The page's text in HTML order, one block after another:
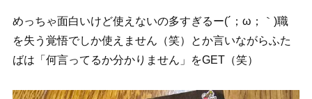
めっちゃ面白いけど使えないの多すぎるー(´；ω；｀)職
を失う覚悟でしか使えません（笑）とか言いながらふた
ばは「何言ってるか分かりません」をGET（笑）